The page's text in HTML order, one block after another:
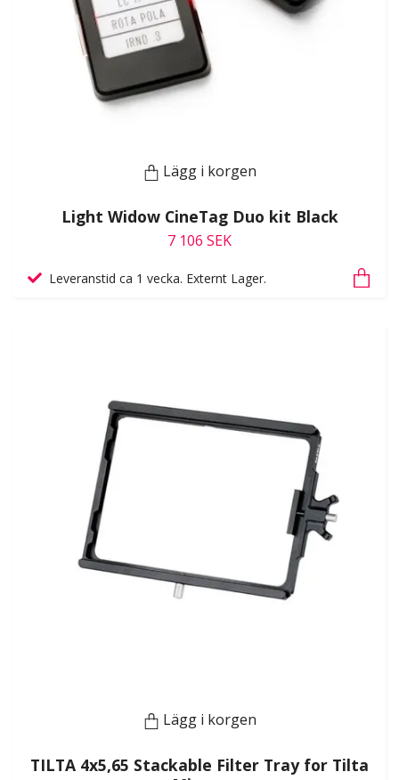
Lägg i korgen
Light Widow CineTag Duo kit Black
7 106 SEK
Leveranstid ca 1 vecka. Externt Lager.
Lägg i korgen
TILTA 4x5,65 Stackable Filter Tray for Tilta